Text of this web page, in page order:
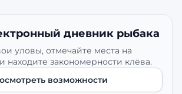
дневник рыбака
уловы, отмечайте места на
находите закономерности клёва.
возможности